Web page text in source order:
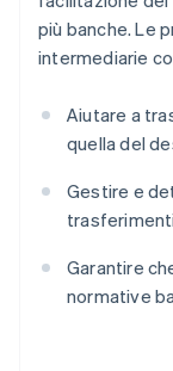
più banche. Le
intermediarie
Aiutare a
quella del
Gestire e
Garantire
normative